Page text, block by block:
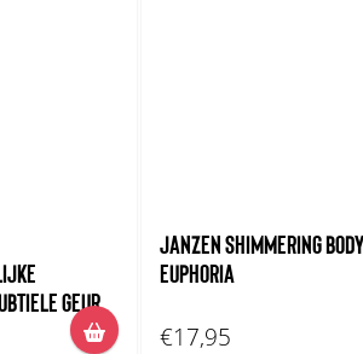
GEUR
JANZEN SHIMMERING
EUPHORIA
€17,95